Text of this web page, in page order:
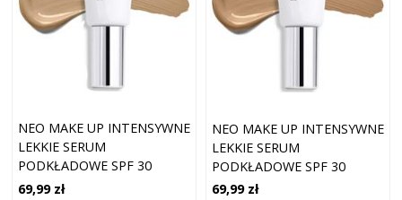
NEO MAKE UP INTENSYWNE
LEKKIE SERUM
PODKŁADOWE SPF 30
KOLOR 04 PIASEK 30 ML
69,99 zł
NEO MAKE UP INTENSYWNE
LEKKIE SERUM
PODKŁADOWE SPF 30
KOLOR 06 KARMEL 30 ML
69,99 zł